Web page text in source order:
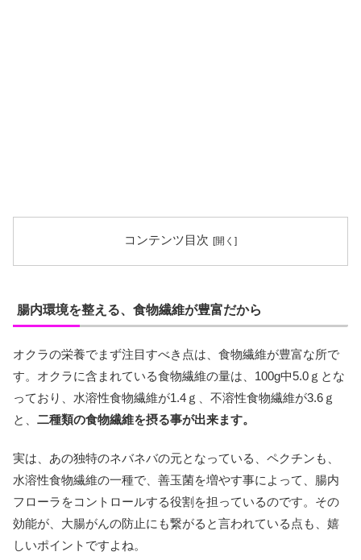
コンテンツ目次
腸内環境を整える、食物繊維が豊富だから
オクラの栄養でまず注目すべき点は、食物繊維が豊富な所で
す。オクラに含まれている食物繊維の量は、100g中5.0ｇとな
っており、水溶性食物繊維が1.4ｇ、不溶性食物繊維が3.6ｇ
と、 二種類の食物繊維を摂る事が出来ます。
実は、あの独特のネバネバの元となっている、ペクチンも、
水溶性食物繊維の一種で、善玉菌を増やす事によって、腸内
フローラをコントロールする役割を担っているのです。その
効能が、大腸がんの防止にも繋がると言われている点も、嬉
しいポイントですよね。